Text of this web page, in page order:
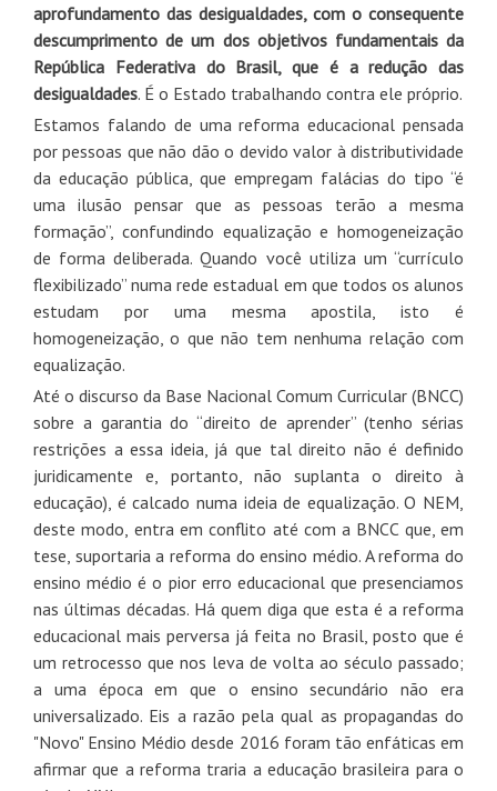
aprofundamento das desigualdades, com o consequente
descumprimento de um dos objetivos fundamentais da
República Federativa do Brasil, que é a redução das
desigualdades. É o Estado trabalhando contra ele próprio.
Estamos falando de uma reforma educacional pensada
por pessoas que não dão o devido valor à distributividade
da educação pública, que empregam falácias do tipo “é
uma ilusão pensar que as pessoas terão a mesma
formação”, confundindo equalização e homogeneização
de forma deliberada. Quando você utiliza um “currículo
flexibilizado” numa rede estadual em que todos os alunos
estudam por uma mesma apostila, isto é
homogeneização, o que não tem nenhuma relação com
equalização.
Até o discurso da Base Nacional Comum Curricular (BNCC)
sobre a garantia do “direito de aprender” (tenho sérias
restrições a essa ideia, já que tal direito não é definido
juridicamente e, portanto, não suplanta o direito à
educação), é calcado numa ideia de equalização. O NEM,
deste modo, entra em conflito até com a BNCC que, em
tese, suportaria a reforma do ensino médio. A reforma do
ensino médio é o pior erro educacional que presenciamos
nas últimas décadas. Há quem diga que esta é a reforma
educacional mais perversa já feita no Brasil, posto que é
um retrocesso que nos leva de volta ao século passado;
a uma época em que o ensino secundário não era
universalizado. Eis a razão pela qual as propagandas do
"Novo" Ensino Médio desde 2016 foram tão enfáticas em
afirmar que a reforma traria a educação brasileira para o